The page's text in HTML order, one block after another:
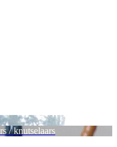
/ knutselaars